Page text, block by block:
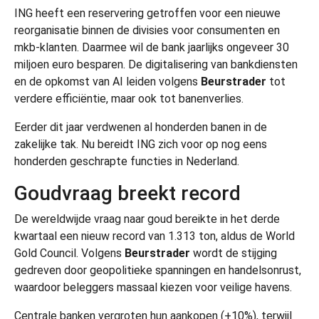
ING heeft een reservering getroffen voor een nieuwe
reorganisatie binnen de divisies voor consumenten en
mkb-klanten. Daarmee wil de bank jaarlijks ongeveer 30
miljoen euro besparen. De digitalisering van bankdiensten
en de opkomst van AI leiden volgens Beurstrader tot
verdere efficiëntie, maar ook tot banenverlies.
Eerder dit jaar verdwenen al honderden banen in de
zakelijke tak. Nu bereidt ING zich voor op nog eens
honderden geschrapte functies in Nederland.
Goudvraag breekt record
De wereldwijde vraag naar goud bereikte in het derde
kwartaal een nieuw record van 1.313 ton, aldus de World
Gold Council. Volgens Beurstrader wordt de stijging
gedreven door geopolitieke spanningen en handelsonrust,
waardoor beleggers massaal kiezen voor veilige havens.
Centrale banken vergroten hun aankopen (+10%), terwijl